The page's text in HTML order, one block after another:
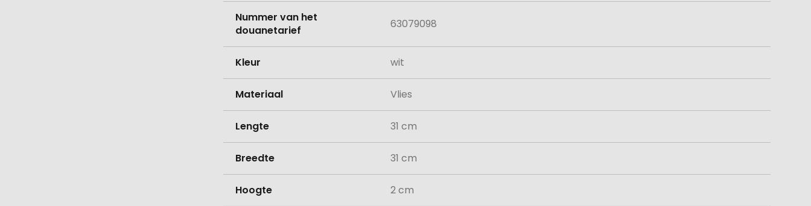
Nummer van het
douanetarief
63079098
Kleur wit
Materiaal Vlies
Lengte 31 cm
Breedte 31 cm
Hoogte 2 cm